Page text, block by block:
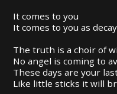
It comes to you
It comes to you as decay
The truth is a choir of
No angel is coming to
These days are your
Like little sticks it will